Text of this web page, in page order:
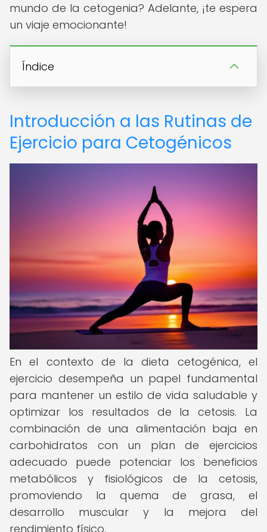
mundo de la cetogenia? Adelante, ¡te espera
un viaje emocionante!
Índice
Introducción a las Rutinas de
Ejercicio para Cetogénicos
En el contexto de la dieta cetogénica, el
ejercicio desempeña un papel fundamental
para mantener un estilo de vida saludable y
optimizar los resultados de la cetosis. La
combinación de una alimentación baja en
carbohidratos con un plan de ejercicios
adecuado puede potenciar los beneficios
metabólicos y fisiológicos de la cetosis,
promoviendo la quema de grasa, el
desarrollo muscular y la mejora del
rendimiento físico.